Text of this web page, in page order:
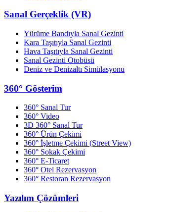
Sanal Gerçeklik (VR)
Yürüme Bandıyla Sanal Gezinti
Kara Taşıtıyla Sanal Gezinti
Hava Taşıtıyla Sanal Gezinti
Sanal Gezinti Otobüsü
Deniz ve Denizaltı Simülasyonu
360° Gösterim
360° Sanal Tur
360° Video
3D 360° Sanal Tur
360° Ürün Çekimi
360° İşletme Çekimi (Street View)
360° Sokak Çekimi
360° E-Ticaret
360° Otel Rezervasyon
360° Restoran Rezervasyon
Yazılım Çözümleri